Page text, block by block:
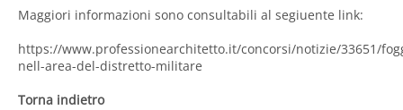
Maggiori informazioni sono consultabili al segiuente link:
https://www.professionearchitetto.it/concorsi/notizie/33651/
nell-area-del-distretto-militare
Torna indietro